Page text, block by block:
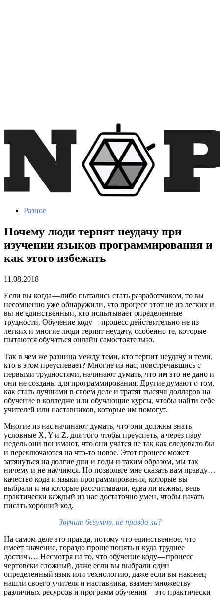
Разное
Почему люди терпят неудачу при
изучении языков программирования и
как этого избежать
11.08.2018
Если вы когда — либо пытались стать разработчиком, то вы
несомненно уже обнаружили, что процесс этот не из легких и
вы не единственный, кто испытывает определенные
трудности. Обучение коду — процесс действительно не из
легких и многие люди терпят неудачу, особенно те, которые
пытаются обучаться онлайн самостоятельно.
Так в чем же разница между теми, кто терпит неудачу и теми,
кто в этом преуспевает? Многие из нас, повстречавшись с
первыми трудностями, начинают думать, что им это не дано и
они не созданы для программирования. Другие думают о том,
как стать лучшими в своем деле и тратят тысячи долларов на
обучение в колледже или обучающие курсы, чтобы найти себе
учителей или наставников, которые им помогут.
Многие из нас начинают думать, что они должны знать
условные X, Y и Z, для того чтобы преуспеть, а через пару
недель они понимают, что они учатся не так как следовало бы
и переключаются на что-то новое. Этот процесс может
затянуться на долгие дни и годы и таким образом, мы так
ничему и не научимся. Но позвольте мне сказать вам правду…
качество кода и языки программирования, которые вы
выбрали и на которые рассчитывали, едва ли важны, ведь
практически каждый из нас достаточно умен, чтобы начать
писать хороший код.
Звучит безумно, не правда ли?
На самом деле это правда, потому что единственное, что
имеет значение, гораздо проще понять и куда труднее
достичь… Несмотря на то, что обучение коду — процесс
чертовски сложный, даже если вы выбрали один
определенный язык или технологию, даже если вы наконец
нашли своего учителя и наставника, взамен множеству
различных ресурсов и программ обучения — это практически